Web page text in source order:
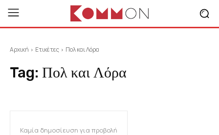
Αρχική Ετικέτες Πολ και Λόρα
Tag: Πολ και Λόρα
Καμία δημοσίευση για προβολή